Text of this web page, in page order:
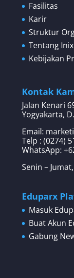
Fasilitas
Karir
Struktur
Tentang
Kebijakan
Kontak
Jalan Kenari
Yogyakarta,
Email:
Telp : (0274)
WhatsApp:
Senin –
Eduparx
Masuk
Buat Akun
Gabung